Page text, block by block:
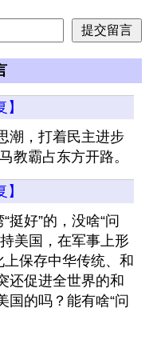
】
潮，打着民主进步
教霸占东方开路。
】
挺好”的，没啥“问
美国，在军事上形
上保存中华传统、和
还促进全世界的和
国的吗？能有啥“问